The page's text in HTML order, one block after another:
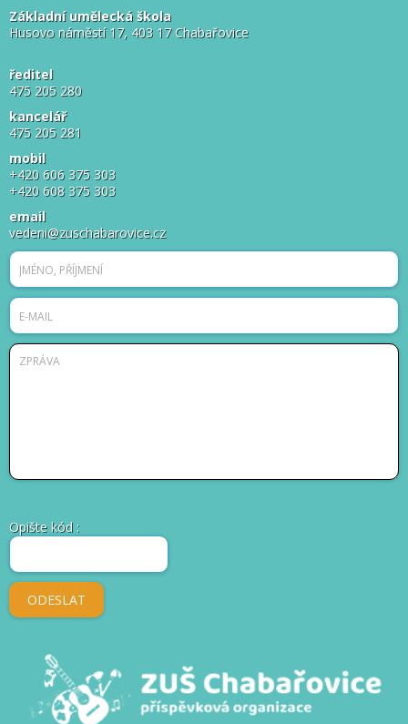
Základní umělecká škola
Husovo náměstí 17, 403 17 Chabařovice
ředitel
475 205 280
kancelář
475 205 281
mobil
+420 606 375 303
+420 608 375 303
email
vedeni@zuschabarovice.cz
Opište kód :